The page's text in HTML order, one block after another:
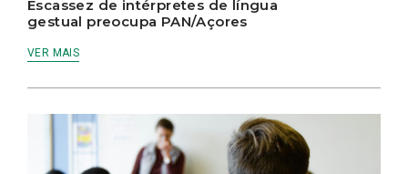
Escassez de intérpretes de língua
gestual preocupa PAN/Açores
VER MAIS